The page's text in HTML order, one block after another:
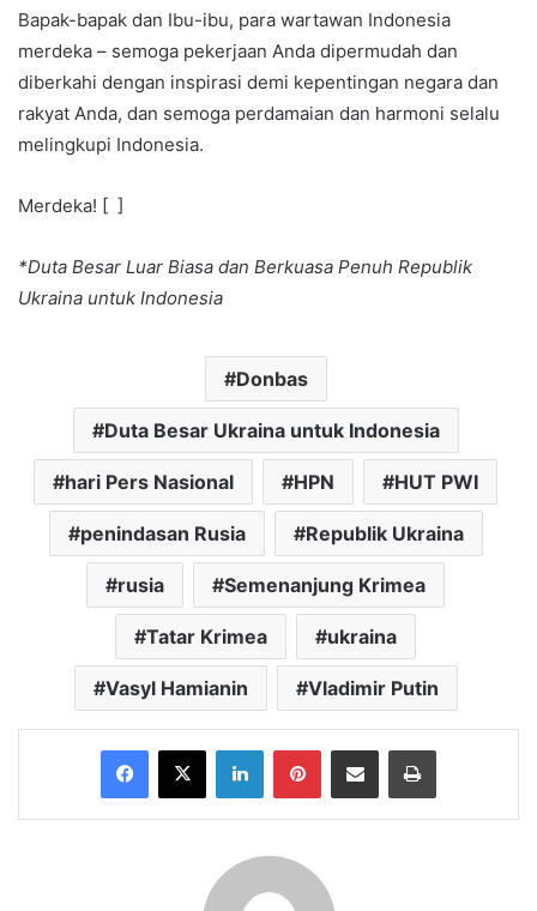
Bapak-bapak dan Ibu-ibu, para wartawan Indonesia
merdeka – semoga pekerjaan Anda dipermudah dan
diberkahi dengan inspirasi demi kepentingan negara dan
rakyat Anda, dan semoga perdamaian dan harmoni selalu
melingkupi Indonesia.
Merdeka! [ ]
*Duta Besar Luar Biasa dan Berkuasa Penuh Republik
Ukraina untuk Indonesia
Donbas
Duta Besar Ukraina untuk Indonesia
hari Pers Nasional HPN HUT PWI
penindasan Rusia Republik Ukraina
rusia Semenanjung Krimea
Tatar Krimea ukraina
Vasyl Hamianin Vladimir Putin
Facebook
X LinkedInPinterestShare via Email Print